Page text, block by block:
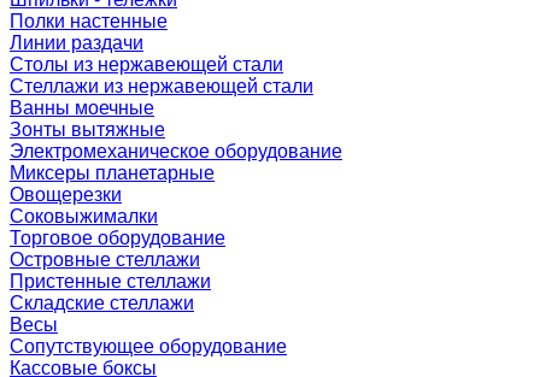
Полки настенные
Линии раздачи
Столы из нержавеющей стали
Стеллажи из нержавеющей стали
Ванны моечные
Зонты вытяжные
Электромеханическое оборудование
Миксеры планетарные
Овощерезки
Соковыжималки
Торговое оборудование
Островные стеллажи
Пристенные стеллажи
Складские стеллажи
Весы
Сопутствующее оборудование
Кассовые боксы